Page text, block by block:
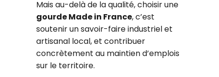
Mais au-delà de la qualité, choisir une
gourde Made in France, c’est
soutenir un savoir-faire industriel et
artisanal local, et contribuer
concrètement au maintien d’emplois
sur le territoire.